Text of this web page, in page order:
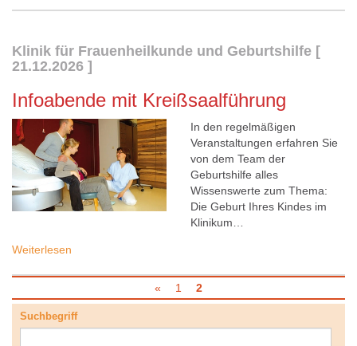
Klinik für Frauenheilkunde und Geburtshilfe [
21.12.2026 ]
Infoabende mit Kreißsaalführung
In den regelmäßigen
Veranstaltungen erfahren Sie
von dem Team der
Geburtshilfe alles
Wissenswerte zum Thema:
Die Geburt Ihres Kindes im
Klinikum…
Weiterlesen
« 1 2
Suchbegriff